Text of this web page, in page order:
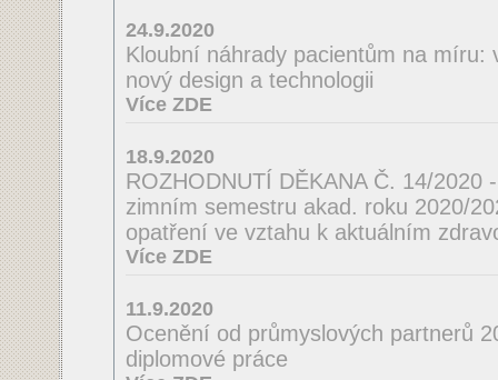
24.9.2020
Kloubní náhrady pacientům na míru:
nový design a technologii
Více ZDE
18.9.2020
ROZHODNUTÍ DĚKANA Č. 14/2020
zimním semestru akad. roku 2020/
opatření ve vztahu k aktuálním
Více ZDE
11.9.2020
Ocenění od průmyslových partnerů
diplomové práce